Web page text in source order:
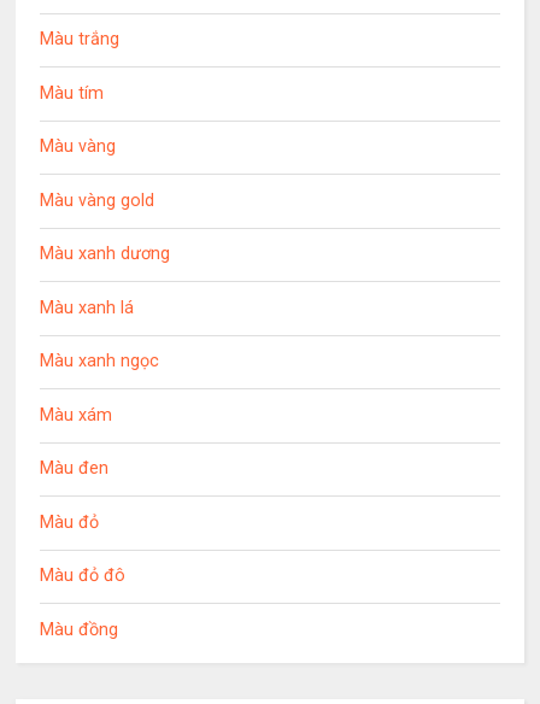
Màu trắng
Màu tím
Màu vàng
Màu vàng gold
Màu xanh dương
Màu xanh lá
Màu xanh ngọc
Màu xám
Màu đen
Màu đỏ
Màu đỏ đô
Màu đồng